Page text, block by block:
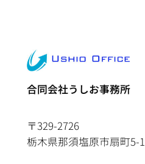
合同会社うしお事務所
〒329-2726
栃木県那須塩原市扇町5-1